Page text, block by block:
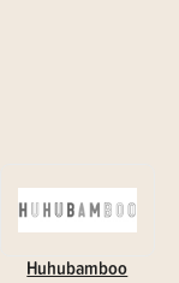
Huhubamboo